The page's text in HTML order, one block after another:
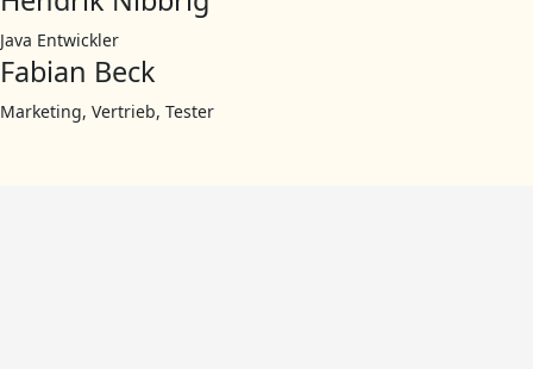
Java Entwickler
Fabian Beck
Marketing, Vertrieb, Tester